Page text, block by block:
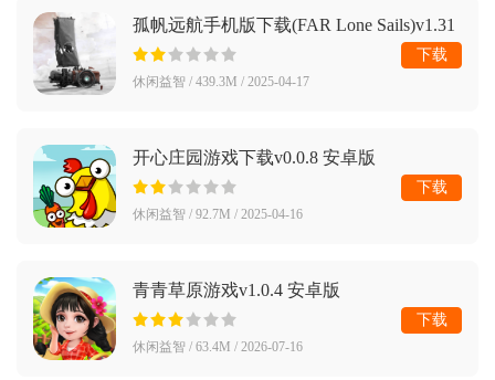
孤帆远航手机版下载(FAR Lone Sails)v1.31
安卓版
休闲益智 / 439.3M / 2025-04-17
下载
开心庄园游戏下载v0.0.8 安卓版
休闲益智 / 92.7M / 2025-04-16
下载
青青草原游戏v1.0.4 安卓版
休闲益智 / 63.4M / 2026-07-16
下载